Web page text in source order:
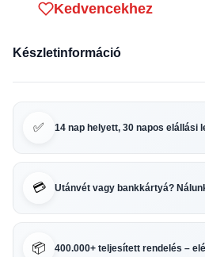
Kedvencekhez
Készletinformáció
✅ 14 nap helyett, 30 napos elállási
💳 Utánvét vagy bankkártyá?
📦 400.000+ teljesített rendelés –